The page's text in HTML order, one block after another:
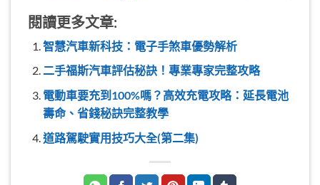
閱讀更多文章:
智慧汽車新科技：電子手煞車優勢解析
二手福斯汽車評估秘訣！專業專家完整攻略
電動車要充到100%嗎？高效充電攻略：延長電池
壽命、省錢秘訣完整教學
道路駕駛實用技巧大全(第二集)